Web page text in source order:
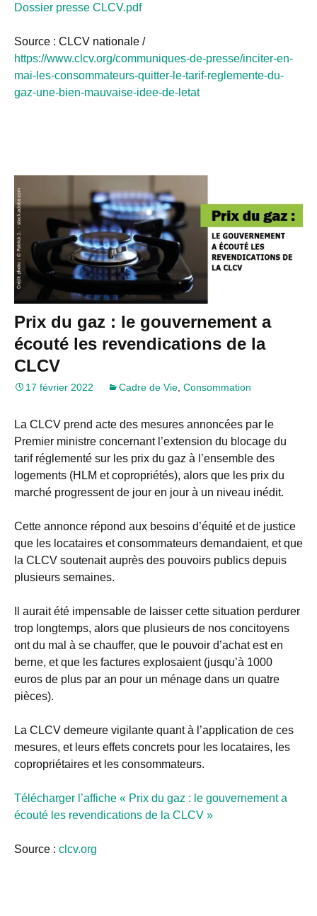
Dossier presse CLCV.pdf
Source : CLCV nationale /
https://www.clcv.org/communiques-de-presse/inciter-en-
mai-les-consommateurs-quitter-le-tarif-reglemente-du-
gaz-une-bien-mauvaise-idee-de-letat
Prix du gaz : le gouvernement a
écouté les revendications de la
CLCV
17 février 2022 Cadre de Vie Consommation
La CLCV prend acte des mesures annoncées par le
Premier ministre concernant l’extension du blocage du
tarif réglementé sur les prix du gaz à l’ensemble des
logements (HLM et copropriétés), alors que les prix du
marché progressent de jour en jour à un niveau inédit.
Cette annonce répond aux besoins d’équité et de justice
que les locataires et consommateurs demandaient, et que
la CLCV soutenait auprès des pouvoirs publics depuis
plusieurs semaines.
Il aurait été impensable de laisser cette situation perdurer
trop longtemps, alors que plusieurs de nos concitoyens
ont du mal à se chauffer, que le pouvoir d’achat est en
berne, et que les factures explosaient (jusqu’à 1000
euros de plus par an pour un ménage dans un quatre
pièces).
La CLCV demeure vigilante quant à l’application de ces
mesures, et leurs effets concrets pour les locataires, les
copropriétaires et les consommateurs.
Télécharger l’affiche « Prix du gaz : le gouvernement a
écouté les revendications de la CLCV »
Source : clcv.org